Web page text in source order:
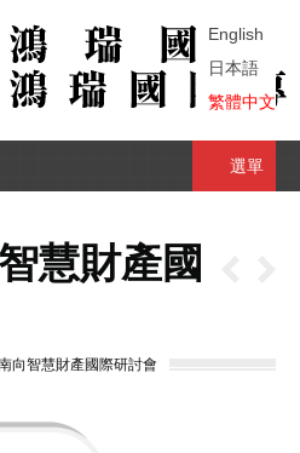
English
日本語
繁體中文
選單
慧財產國
向智慧財產國際研討會